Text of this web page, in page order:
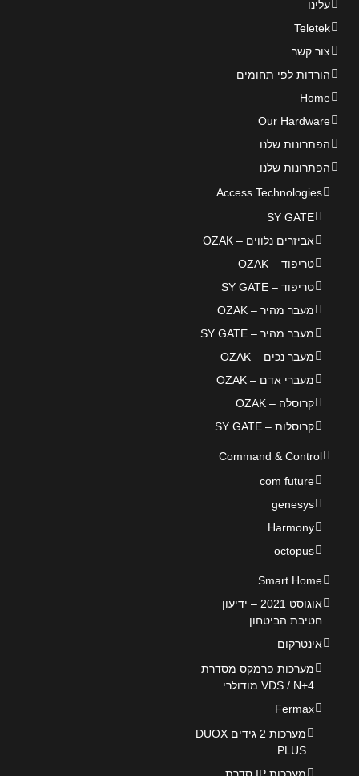
עלינו
Teletek
צור קשר
הורדות לפי תחומים
Home
Our Hardware
הפתרונות שלנו
הפתרונות שלנו
Access Technologies
SY GATE
אביזרים נלווים – OZAK
טריפוד – OZAK
טריפוד – SY GATE
מעבר מהיר – OZAK
מעבר מהיר – SY GATE
מעבר נכים – OZAK
מעברי אדם – OZAK
קרוסלה – OZAK
קרוסלות – SY GATE
Command & Control
com future
genesys
Harmony
octopus
Smart Home
אוגוסט 2021 – ידיעון
חטיבת הביטחון
אינטרקום
מערכות פרמקס מסדרת
VDS / N+4 מודולרי
Fermax
מערכות 2 גידים DUOX
PLUS